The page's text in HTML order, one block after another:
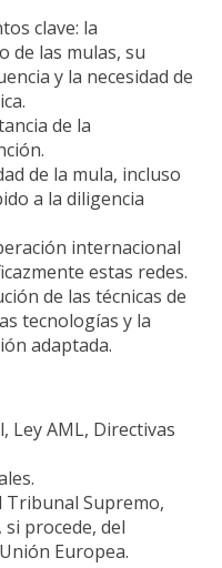
clave: la
de las mulas, su
y la necesidad de
de la
de la mula, incluso
a la diligencia
internacional
estas redes.
de las técnicas de
tecnologías y la
adaptada.
Ley AML, Directivas
Tribunal Supremo,
procede, del
Europea.